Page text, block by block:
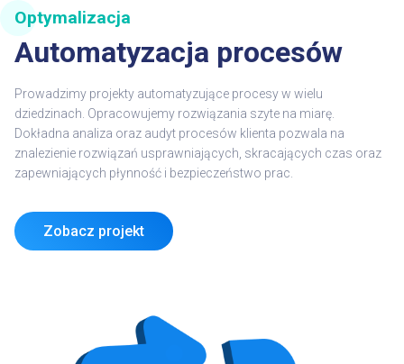
Optymalizacja
Automatyzacja procesów
Prowadzimy projekty automatyzujące procesy w wielu
dziedzinach. Opracowujemy rozwiązania szyte na miarę.
Dokładna analiza oraz audyt procesów klienta pozwala na
znalezienie rozwiązań usprawniających, skracających czas oraz
zapewniających płynność i bezpieczeństwo prac.
Zobacz projekt